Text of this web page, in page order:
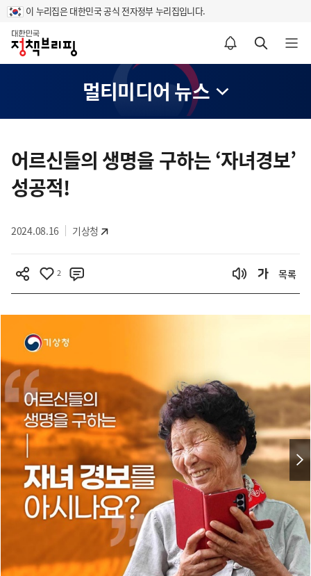
이 누리집은 대한민국 공식 전자정부 누리집입니다.
홈
알림설정 바로가기 검색 바로가기 메뉴 열기
멀티미디어 뉴스
텐
츠
영
어르신들의 생명을 구하는 ‘자녀경보’
성공적!
2024.08.16 기상청
2 목록